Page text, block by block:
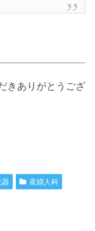
きありがとうござ
器
産婦人科